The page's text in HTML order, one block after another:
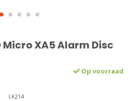
Micro XA5 Alarm Disc
Op voorraad
LK214